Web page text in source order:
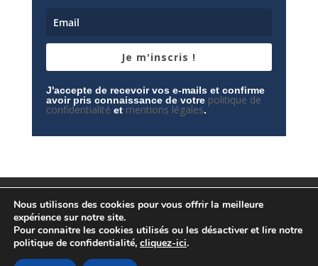
Je m'inscris !
J'accepte de recevoir vos e-mails et confirme
avoir pris connaissance de votre politique de
confidentialité et mentions légales.
Espace privé
Politique de confidentialité
Nous utilisons des cookies pour vous offrir la meilleure
expérience sur notre site.
Pour connaitre les cookies utilisés ou les désactiver et lire notre
politique de confidentialité, cliquez-ici.